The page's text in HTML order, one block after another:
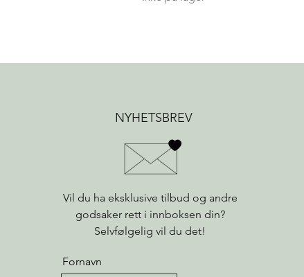
NYHETSBREV
Vil du ha eksklusive tilbud og andre
godsaker rett i innboksen din?
Selvfølgelig vil du det!
Fornavn